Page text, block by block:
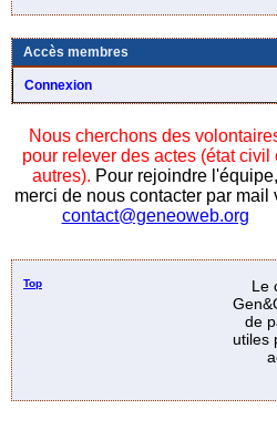
Accès membres
Connexion
Nous cherchons des
pour relever des actes (état civil
autres). Pour rejoindre l'équipe,
merci de nous contacter par mail
contact@geneoweb.org
Top
Le
de
utiles